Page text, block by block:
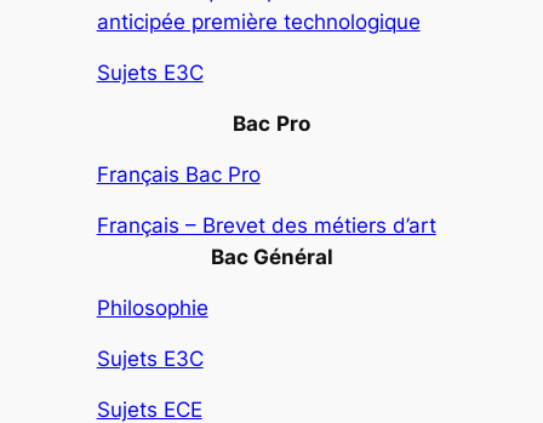
anticipée première technologique
Sujets E3C
Bac Pro
Français Bac Pro
Français – Brevet des métiers d’art
Bac Général
Philosophie
Sujets E3C
Sujets ECE